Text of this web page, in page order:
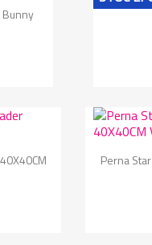
Bunny
Perna